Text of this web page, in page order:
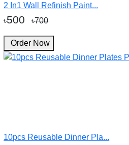
2 In1 Wall Refinish Paint...
৳500 ৳700
Order Now
10pcs Reusable Dinner Pla...